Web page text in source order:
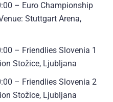
– Euro Championship
Stuttgart Arena,
– Friendlies Slovenia 1
Stožice, Ljubljana
– Friendlies Slovenia 2
Stožice, Ljubljana